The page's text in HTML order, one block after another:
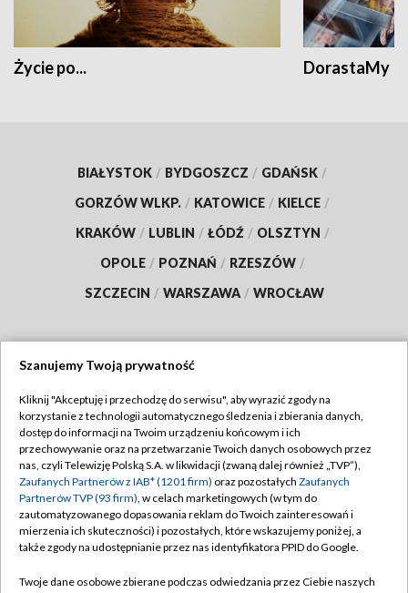
Życie po... DorastaMy
BIAŁYSTOK / BYDGOSZCZ / GDAŃSK /
GORZÓW WLKP. / KATOWICE / KIELCE /
KRAKÓW / LUBLIN / ŁÓDŹ / OLSZTYN /
OPOLE / POZNAŃ / RZESZÓW /
SZCZECIN / WARSZAWA / WROCŁAW
TVP
Abonament TVP
Emisja w TVP
Centrum informacji TVP
Naziemna Telewizja Cyfrowa
Regulamin TVP
Polityka prywatności
Moje zgody
Pomoc
Szanujemy Twoją prywatność
Kliknij "Akceptuję i przechodzę do serwisu", aby wyrazić zgody na
korzystanie z technologii automatycznego śledzenia i zbierania danych,
dostęp do informacji na Twoim urządzeniu końcowym i ich
przechowywanie oraz na przetwarzanie Twoich danych osobowych przez
nas, czyli Telewizję Polską S.A. w likwidacji (zwaną dalej również „TVP”),
Zaufanych Partnerów z IAB* (1201 firm) oraz pozostałych Zaufanych
Partnerów TVP (93 firm), w celach marketingowych (w tym do
zautomatyzowanego dopasowania reklam do Twoich zainteresowań i
mierzenia ich skuteczności) i pozostałych, które wskazujemy poniżej, a
także zgody na udostępnianie przez nas identyfikatora PPID do Google.
Twoje dane osobowe zbierane podczas odwiedzania przez Ciebie naszych